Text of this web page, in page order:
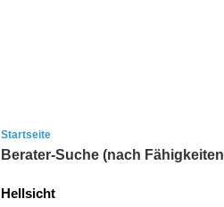
Startseite
Berater-Suche (nach
Hellsicht